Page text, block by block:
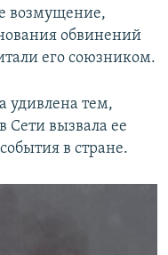
возмущение,
обвинений
его союзником.
удивлена тем,
Сети вызвала ее
в стране.